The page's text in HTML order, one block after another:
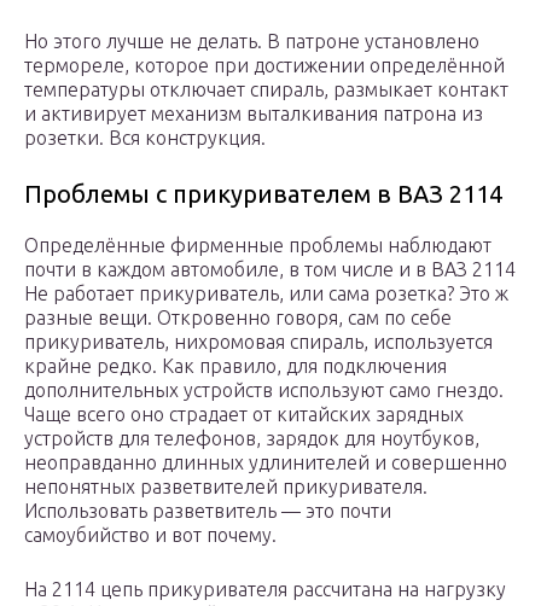
Но этого лучше не делать. В патроне установлено
термореле, которое при достижении определённой
температуры отключает спираль, размыкает контакт
и активирует механизм выталкивания патрона из
розетки. Вся конструкция.
Проблемы с прикуривателем в ВАЗ 2114
Определённые фирменные проблемы наблюдают
почти в каждом автомобиле, в том числе и в ВАЗ 2114
Не работает прикуриватель, или сама розетка? Это ж
разные вещи. Откровенно говоря, сам по себе
прикуриватель, нихромовая спираль, используется
крайне редко. Как правило, для подключения
дополнительных устройств используют само гнездо.
Чаще всего оно страдает от китайских зарядных
устройств для телефонов, зарядок для ноутбуков,
неоправданно длинных удлинителей и совершенно
непонятных разветвителей прикуривателя.
Использовать разветвитель — это почти
самоубийство и вот почему.
На 2114 цепь прикуривателя рассчитана на нагрузку